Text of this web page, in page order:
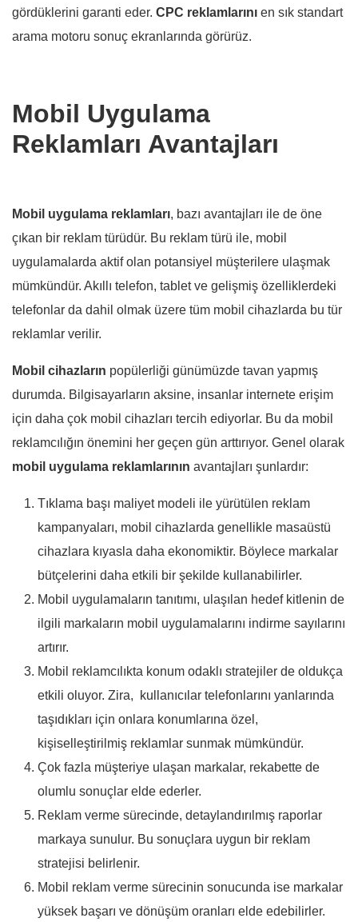
gördüklerini garanti eder. CPC reklamlarını en sık standart
arama motoru sonuç ekranlarında görürüz.
Mobil Uygulama
Reklamları Avantajları
Mobil uygulama reklamları, bazı avantajları ile de öne
çıkan bir reklam türüdür. Bu reklam türü ile, mobil
uygulamalarda aktif olan potansiyel müşterilere ulaşmak
mümkündür. Akıllı telefon, tablet ve gelişmiş özelliklerdeki
telefonlar da dahil olmak üzere tüm mobil cihazlarda bu tür
reklamlar verilir.
Mobil cihazların popülerliği günümüzde tavan yapmış
durumda. Bilgisayarların aksine, insanlar internete erişim
için daha çok mobil cihazları tercih ediyorlar. Bu da mobil
reklamcılığın önemini her geçen gün arttırıyor. Genel olarak
mobil uygulama reklamlarının avantajları şunlardır:
Tıklama başı maliyet modeli ile yürütülen reklam
kampanyaları, mobil cihazlarda genellikle masaüstü
cihazlara kıyasla daha ekonomiktir. Böylece markalar
bütçelerini daha etkili bir şekilde kullanabilirler.
Mobil uygulamaların tanıtımı, ulaşılan hedef kitlenin de
ilgili markaların mobil uygulamalarını indirme sayılarını
artırır.
Mobil reklamcılıkta konum odaklı stratejiler de oldukça
etkili oluyor. Zira, kullanıcılar telefonlarını yanlarında
taşıdıkları için onlara konumlarına özel,
kişiselleştirilmiş reklamlar sunmak mümkündür.
Çok fazla müşteriye ulaşan markalar, rekabette de
olumlu sonuçlar elde ederler.
Reklam verme sürecinde, detaylandırılmış raporlar
markaya sunulur. Bu sonuçlara uygun bir reklam
stratejisi belirlenir.
Mobil reklam verme sürecinin sonucunda ise markalar
yüksek başarı ve dönüşüm oranları elde edebilirler.